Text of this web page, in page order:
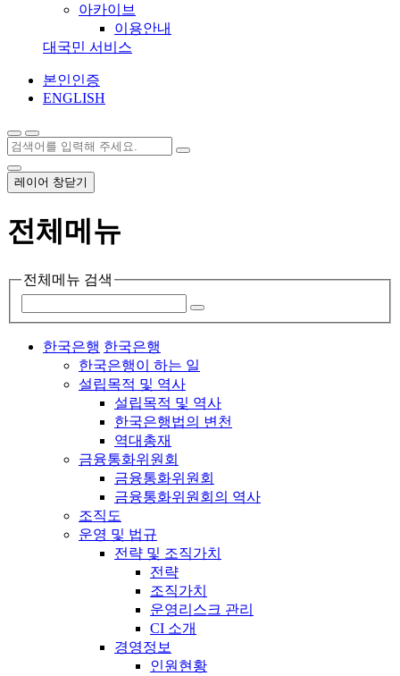
아카이브
이용안내
대국민 서비스
본인인증
ENGLISH
레이어 창닫기
전체메뉴
전체메뉴 검색
한국은행 한국은행
한국은행이 하는 일
설립목적 및 역사
설립목적 및 역사
한국은행법의 변천
역대총재
금융통화위원회
금융통화위원회
금융통화위원회의 역사
조직도
운영 및 법규
전략 및 조직가치
전략
조직가치
운영리스크 관리
CI 소개
경영정보
인원현황